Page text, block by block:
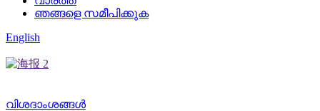
ഞങ്ങളെ സമീപിക്കുക
English
വിശദാംശങ്ങൾ